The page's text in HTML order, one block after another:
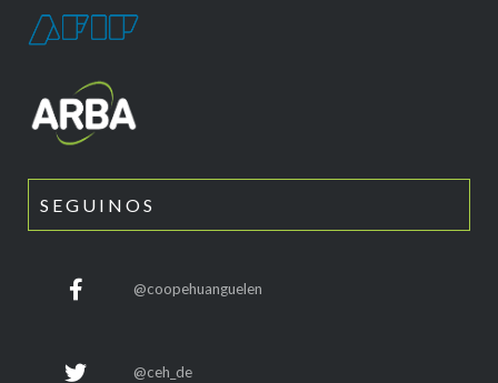
SEGUINOS
@coopehuanguelen
@ceh_de